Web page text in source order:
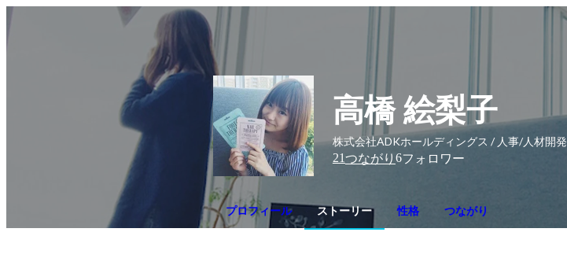
高橋 絵梨子
株式会社ADKホールディングス / 人事/人材開発
21つながり 6フォロワー
プロフィール ストーリー 性格 つながり